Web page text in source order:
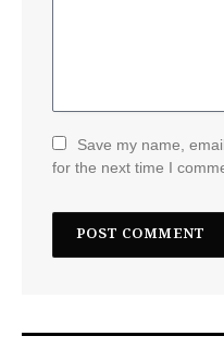
Save my name,
for the next time I